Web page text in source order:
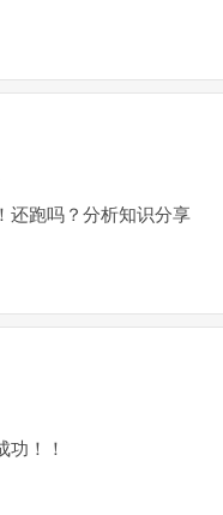
还跑吗？分析知识分享
功！！